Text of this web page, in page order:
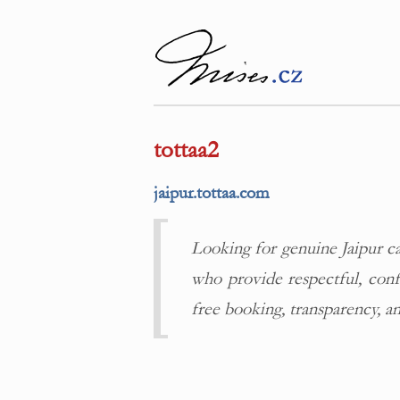
tottaa2
jaipur.tottaa.com
Looking for genuine Jaipur
who provide respectful,
free booking, transparency,